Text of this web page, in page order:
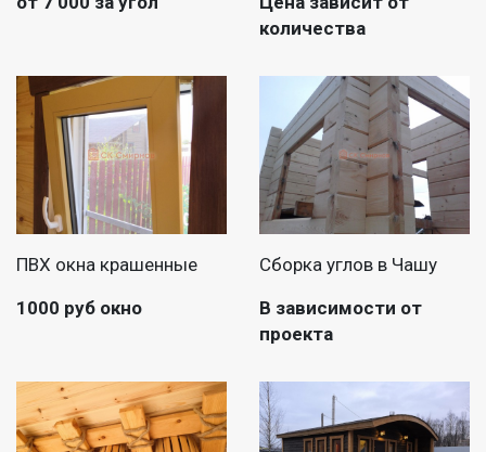
количества
ПВХ окна крашенные
1000 руб окно
Сборка углов в Чашу
В зависимости от
проекта